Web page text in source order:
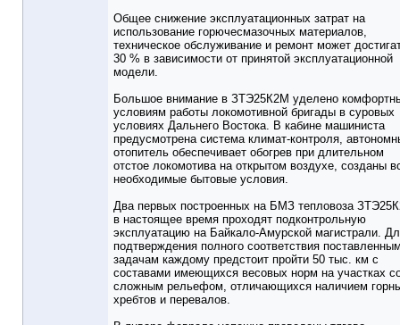
Общее снижение эксплуатационных затрат на
использование горючесмазочных материалов,
техническое обслуживание и ремонт может
30 % в зависимости от принятой эксплуатационной
модели.
Большое внимание в ЗТЭ25К2М уделено
условиям работы локомотивной бригады в суровых
условиях Дальнего Востока. В кабине машиниста
предусмотрена система климат-контроля,
отопитель обеспечивает обогрев при длительном
отстое локомотива на открытом воздухе, созданы
необходимые бытовые условия.
Два первых построенных на БМЗ тепловоза
в настоящее время проходят подконтрольную
эксплуатацию на Байкало-Амурской магистрали.
подтверждения полного соответствия
задачам каждому предстоит пройти 50 тыс. км с
составами имеющихся весовых норм на участках
сложным рельефом, отличающихся наличием
хребтов и перевалов.